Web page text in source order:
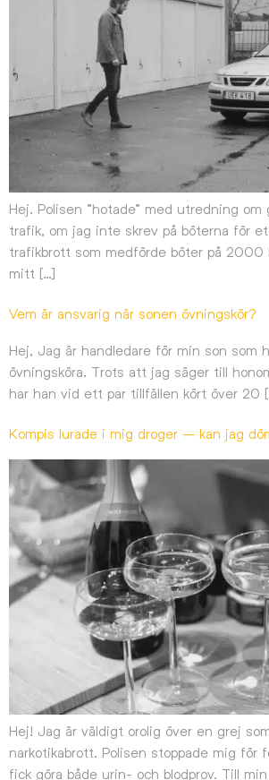
Hej. Polisen ”hotade” med utredning om
trafik, om jag inte skrev på böterna för
trafikbrott som medförde böter på 2000
mitt […]
Vem är ansvarig när sonen övningskör?
Hej, Jag är handledare för min son som
övningsköra. Trots att jag säger till
har han vid ett par tillfällen kört över 20
Kompis lurade i mig droger – kan jag
Hej! Jag är väldigt orolig över en grej
narkotikabrott. Polisen stoppade mig för
fick göra både urin- och blodprov. Till